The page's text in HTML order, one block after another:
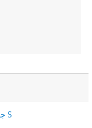
جالاكسى S